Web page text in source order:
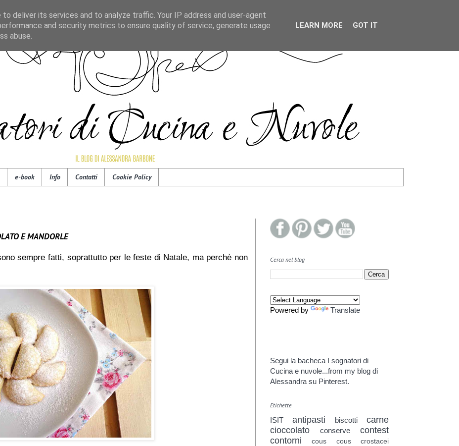
e-book Info Contatti Cookie Policy
E MANDORLE
sempre fatti, soprattutto per le feste di Natale, ma perchè non
Cerca nel blog
Powered by Translate
Segui la bacheca I sognatori di
Cucina e nuvole...from my blog di
Alessandra su Pinterest.
Etichette
ISIT antipasti biscotti
carne
cioccolato
conserve
contest
contorni
cous cous crostacei
deliver its services and to analyze traffic. Your IP address and user-agent
and security metrics to ensure quality of service, generate usage
abuse.
LEARN MORE GOT IT